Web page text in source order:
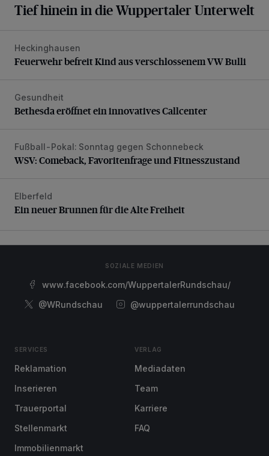
Tief hinein in die Wuppertaler Unterwelt
Feuerwehr befreit Kind aus verschlossenem VW Bulli
Heckinghausen
Feuerwehr befreit Kind aus verschlossenem VW Bulli
Bethesda eröffnet ein innovatives Callcenter
Gesundheit
Bethesda eröffnet ein innovatives Callcenter
WSV: Comeback, Favoritenfrage und Fitnesszustand
Fußball-Pokal: Sonntag gegen Schonnebeck
WSV: Comeback, Favoritenfrage und Fitnesszustand
Ein neuer Brunnen für die Alte Freiheit
Elberfeld
Ein neuer Brunnen für die Alte Freiheit
SOZIALE MEDIEN
www.facebook.com/WuppertalerRundschau/
@WRundschau
@wuppertalerrundschau
SERVICES
Reklamation
Inserieren
Trauerportal
Stellenmarkt
Immobilienmarkt
VERLAG
Mediadaten
Team
Karriere
FAQ